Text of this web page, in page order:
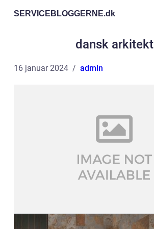
SERVICEBLOGGERNE.dk
dansk arkitekt
16 januar 2024 admin